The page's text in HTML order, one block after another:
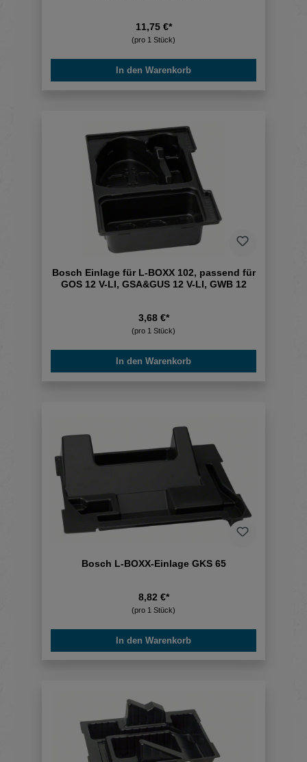
11,75 €*
(pro 1 Stück)
In den Warenkorb
Bosch Einlage für L-BOXX 102, passend für
GOS 12 V-LI, GSA&GUS 12 V-LI, GWB 12
3,68 €*
(pro 1 Stück)
In den Warenkorb
Bosch L-BOXX-Einlage GKS 65
8,82 €*
(pro 1 Stück)
In den Warenkorb